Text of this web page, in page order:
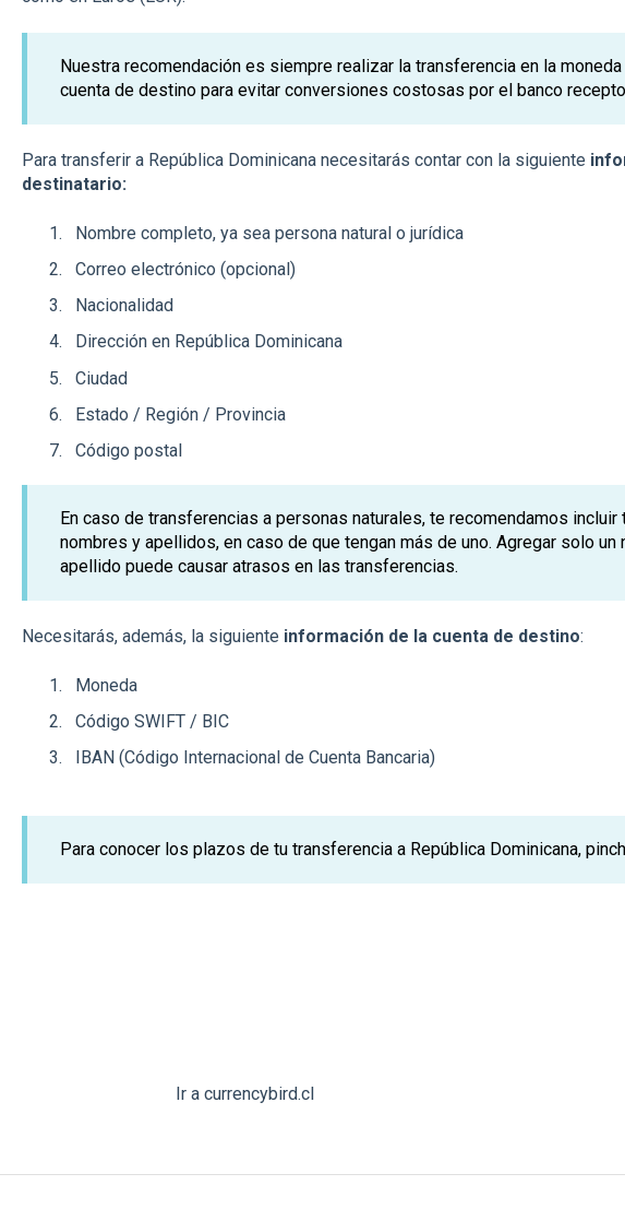
Nuestra recomendación es siempre realizar la transferencia en la
cuenta de destino para evitar conversiones costosas por el banco
Para transferir a República Dominicana necesitarás contar con la siguiente
destinatario:
Nombre completo, ya sea persona natural o jurídica
Correo electrónico (opcional)
Nacionalidad
Dirección en República Dominicana
Ciudad
Estado / Región / Provincia
Código postal
En caso de transferencias a personas naturales, te recomendamos
nombres y apellidos, en caso de que tengan más de uno. Agregar solo un
apellido puede causar atrasos en las transferencias.
Necesitarás, además, la siguiente información de la cuenta de destino:
Moneda
Código SWIFT / BIC
IBAN (Código Internacional de Cuenta Bancaria)
Para conocer los plazos de tu transferencia a República Dominicana,
Ir a currencybird.cl